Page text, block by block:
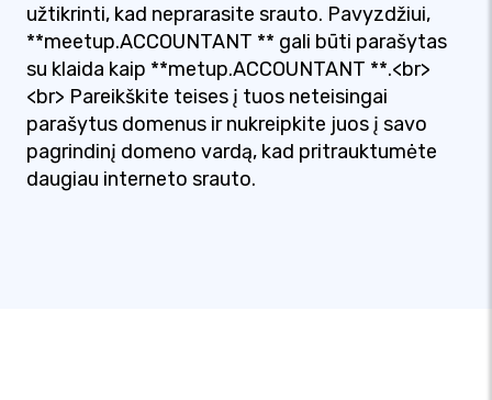
užtikrinti, kad neprarasite srauto. Pavyzdžiui,
**meetup.ACCOUNTANT ** gali būti parašytas
su klaida kaip **metup.ACCOUNTANT **.<br>
<br> Pareikškite teises į tuos neteisingai
parašytus domenus ir nukreipkite juos į savo
pagrindinį domeno vardą, kad pritrauktumėte
daugiau interneto srauto.